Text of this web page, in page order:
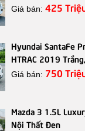
Giá bán: 425
Hyundai SantaFe
HTRAC 2019
Giá bán: 750
Mazda 3 1.5L
Nội Thất Đen